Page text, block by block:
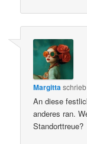
Margittaschrieb
An diese
anderes ran.
Standorttreue?